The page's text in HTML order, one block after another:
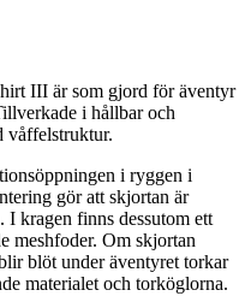
III är som gjord för äventyr
i hållbar och
våffelstruktur.
ppningen i ryggen i
gör att skjortan är
kragen finns dessutom ett
meshfoder. Om skjortan
blöt under äventyret torkar
materialet och torköglorna.